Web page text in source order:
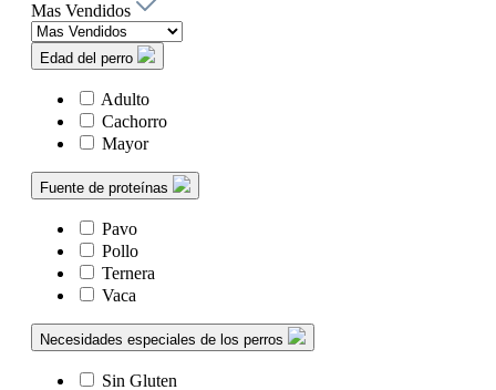
Mas Vendidos
Edad del perro
Adulto
Cachorro
Mayor
Fuente de proteínas
Pavo
Pollo
Ternera
Vaca
Necesidades especiales de los perros
Sin Gluten